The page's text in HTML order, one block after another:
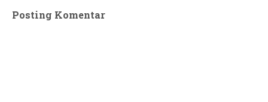
Posting Komentar